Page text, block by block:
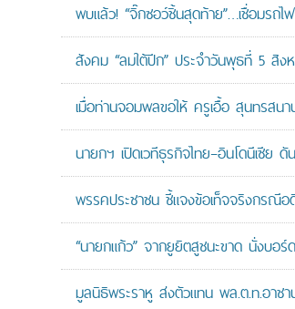
พบแล้ว! “จิ๊กซอว์ชิ้นสุดท้าย”…เชื่อมรถไ
สังคม “ลมใต้ปีก” ประจำวันพุธที่ 5 สิ
เมื่อท่านจอมพลขอให้ ครูเอื้อ สุนทรสนา
นายกฯ เปิดเวทีธุรกิจไทย–อินโดนีเซี
พรรคประชาชน ชี้แจงข้อเท็จจริงกรณี
“นายกแก้ว” จากยูยิตสูชนะขาด นั่งบอ
มูลนิธิพระราหู ส่งตัวแทน พล.ต.ท.อาช